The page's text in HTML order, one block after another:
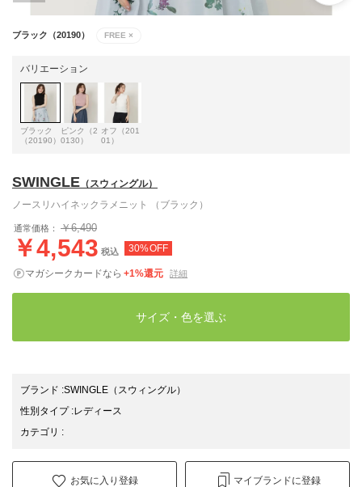
ブラック（20190） FREE ×
バリエーション
ブラック
（20190）
ピンク（2
0130）
オフ（201
01）
SWINGLE （スウィングル）
ノースリハイネックラメニット （ブラック）
通常価格： ￥6,490
￥4,543 税込 30%OFF
マガシークカードなら +1%還元 詳細
サイズ・色を選ぶ
ブランド :SWINGLE （スウィングル）
性別タイプ:レディース
カテゴリ :
お気に入り登録 マイブランドに登録